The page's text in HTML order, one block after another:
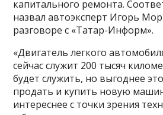
капитального ремонта.
назвал автоэксперт Игорь
разговоре с «Татар-Информ».
«Двигатель легкого
сейчас служит 200 тысяч
будет служить, но выгоднее
продать и купить новую
интереснее с точки зрения